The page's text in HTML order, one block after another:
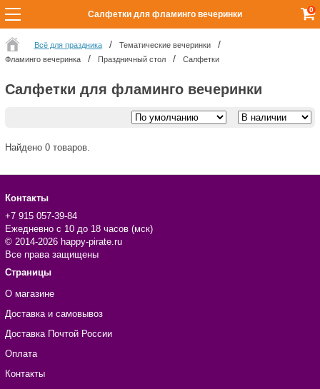
Всё для праздника
Тематические вечеринки
Фламинго вечеринка
Праздничный стол Салфетки
Салфетки для фламинго вечеринки
Найдено 0 товаров.
Контакты
+7 915 057-39-84
Ежедневно с 10 до 18 часов (мск)
© 2014-2026 happy-pirate.ru
Все права защищены
Страницы
О магазине
Доставка и самовывоз
Доставка Почтой России
Оплата
Контакты
Салфетки для фламинго вечеринки 0